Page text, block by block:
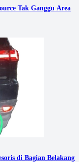
Tak Ganggu Area
di Bagian Belakang